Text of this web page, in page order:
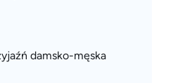
damsko-męska